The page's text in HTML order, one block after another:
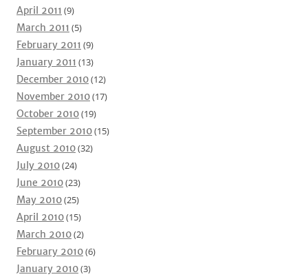
April 2011 (9)
March 2011 (5)
February 2011 (9)
January 2011 (13)
December 2010(12)
November 2010(17)
October 2010(19)
September 2010(15)
August 2010(32)
July 2010(24)
June 2010(23)
May 2010(25)
April 2010(15)
March 2010(2)
February 2010(6)
January 2010(3)